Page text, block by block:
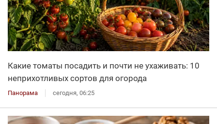
Какие томаты посадить и почти не ухаживать: 10
неприхотливых сортов для огорода
Панорама сегодня, 06:25